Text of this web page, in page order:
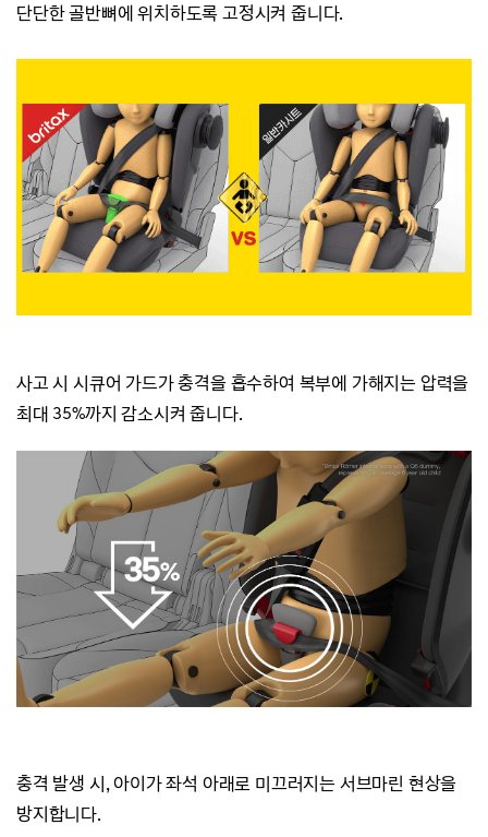
단단한 골반뼈에 위치하도록 고정시켜 줍니다.
사고 시 시큐어 가드가 충격을 흡수하여 복부에 가해지는 압력을
최대 35%까지 감소시켜 줍니다.
충격 발생 시, 아이가 좌석 아래로 미끄러지는 서브마린 현상을
방지합니다.